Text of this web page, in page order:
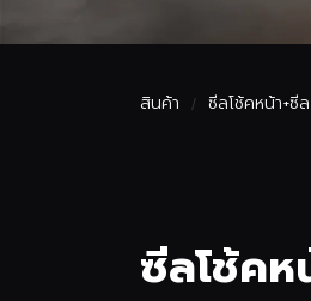
สินค้า / ซีลโช้คหน้า+ซี
ซีลโช้ค